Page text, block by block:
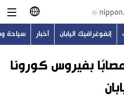
日本語
English
إنفوغرافيك اليابان أخبار سياحة
مصابًا بفيروس كورونا